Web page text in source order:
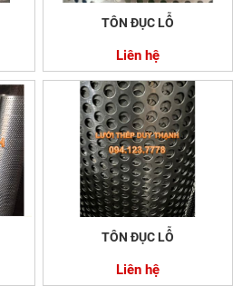
TÔN ĐỤC LỖ
Liên hệ
TÔN ĐỤC LỖ
Liên hệ